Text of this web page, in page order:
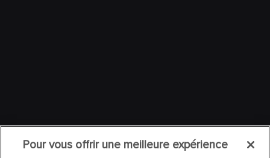
Pour vous offrir une meilleure expérience